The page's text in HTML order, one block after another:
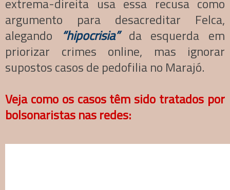
argumento para desacreditar Felca,
alegando
“hipocrisia” da esquerda em
priorizar crimes online, mas ignorar
supostos casos de pedofilia no Marajó.
Veja como os casos têm sido tratados por
bolsonaristas nas redes: